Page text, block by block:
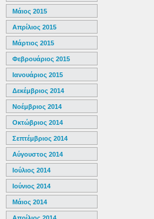
Μάιος 2015
Απρίλιος 2015
Μάρτιος 2015
Φεβρουάριος 2015
Ιανουάριος 2015
Δεκέμβριος 2014
Νοέμβριος 2014
Οκτώβριος 2014
Σεπτέμβριος 2014
Αύγουστος 2014
Ιούλιος 2014
Ιούνιος 2014
Μάιος 2014